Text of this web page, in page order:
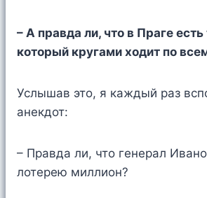
– А правда ли, что в Праге
который кругами ходит по
Услышав это, я каждый раз
анекдот:
– Правда ли, что генерал
лотерею миллион?